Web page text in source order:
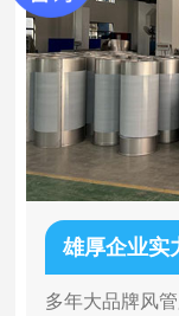
雄厚企业实
多年大品牌风